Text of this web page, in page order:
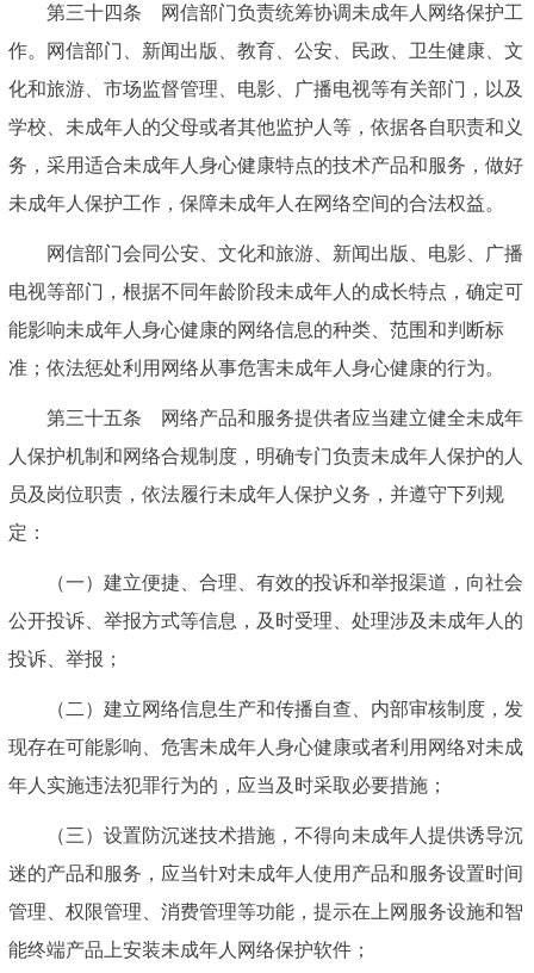
第三十四条 网信部门负责统筹协调未成年人网络保护工
作。网信部门、新闻出版、教育、公安、民政、卫生健康、文
化和旅游、市场监督管理、电影、广播电视等有关部门，以及
学校、未成年人的父母或者其他监护人等，依据各自职责和义
务，采用适合未成年人身心健康特点的技术产品和服务，做好
未成年人保护工作，保障未成年人在网络空间的合法权益。
网信部门会同公安、文化和旅游、新闻出版、电影、广播
电视等部门，根据不同年龄阶段未成年人的成长特点，确定可
能影响未成年人身心健康的网络信息的种类、范围和判断标
准；依法惩处利用网络从事危害未成年人身心健康的行为。
第三十五条 网络产品和服务提供者应当建立健全未成年
人保护机制和网络合规制度，明确专门负责未成年人保护的人
员及岗位职责，依法履行未成年人保护义务，并遵守下列规
定：
（一）建立便捷、合理、有效的投诉和举报渠道，向社会
公开投诉、举报方式等信息，及时受理、处理涉及未成年人的
投诉、举报；
（二）建立网络信息生产和传播自查、内部审核制度，发
现存在可能影响、危害未成年人身心健康或者利用网络对未成
年人实施违法犯罪行为的，应当及时采取必要措施；
（三）设置防沉迷技术措施，不得向未成年人提供诱导沉
迷的产品和服务，应当针对未成年人使用产品和服务设置时间
管理、权限管理、消费管理等功能，提示在上网服务设施和智
能终端产品上安装未成年人网络保护软件；